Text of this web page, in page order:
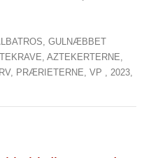
GULNÆBBET
AZTEKERTERNE,
PRÆRIETERNE, VP , 2023,